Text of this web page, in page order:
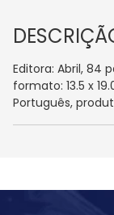
Editora: Abril, 84
formato: 13.5 x
Português,